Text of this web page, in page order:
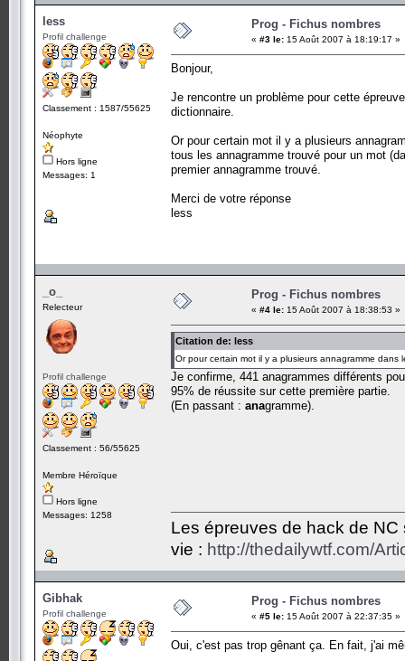
less
Profil challenge
Classement : 1587/55625
Néophyte
Hors ligne
Messages: 1
Prog - Fichus nombres
« #3 le: 15 Août 2007 à 18:19:17 »
Bonjour,
Je rencontre un problème pour cette
dictionnaire.
Or pour certain mot il y a plusieurs
tous les annagramme trouvé pour un mot
premier annagramme trouvé.
Merci de votre réponse
less
_o_
Relecteur
Profil challenge
Classement : 56/55625
Membre Héroïque
Hors ligne
Messages: 1258
Prog - Fichus nombres
« #4 le: 15 Août 2007 à 18:38:53 »
Citation de: less
Or pour certain mot il y a plusieurs annagramme dans
Je confirme, 441 anagrammes différents
95% de réussite sur cette première partie.
(En passant : anagramme).
Les épreuves de hack de
vie : http://thedailywtf.com/
Gibhak
Profil challenge
Prog - Fichus nombres
« #5 le: 15 Août 2007 à 22:37:35 »
Oui, c'est pas trop gênant ça. En fait, j'ai